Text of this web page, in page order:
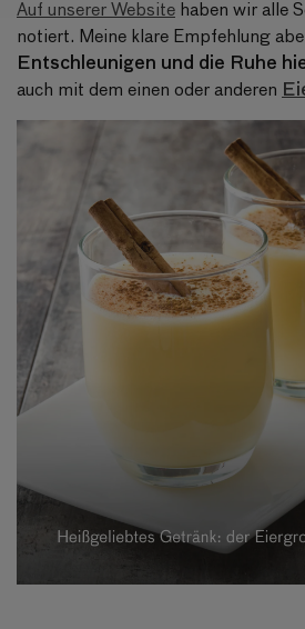
Auf unserer Website haben wir alle
notiert. Meine klare Empfehlung
Entschleunigen und die Ruhe
auch mit dem einen oder anderen